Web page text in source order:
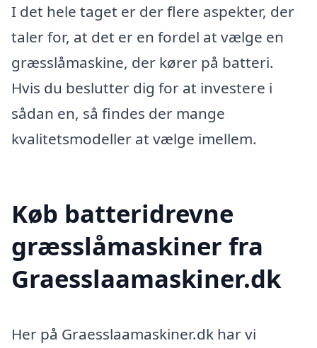
I det hele taget er der flere aspekter, der
taler for, at det er en fordel at vælge en
græsslåmaskine, der kører på batteri.
Hvis du beslutter dig for at investere i
sådan en, så findes der mange
kvalitetsmodeller at vælge imellem.
Køb batteridrevne
græsslåmaskiner fra
Graesslaamaskiner.dk
Her på Graesslaamaskiner.dk har vi